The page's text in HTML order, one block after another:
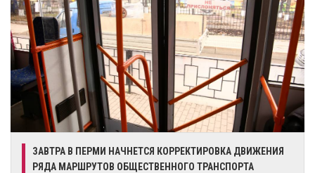
​ЗАВТРА В ПЕРМИ НАЧНЕТСЯ КОРРЕКТИРОВКА ДВИЖЕНИЯ
РЯДА МАРШРУТОВ ОБЩЕСТВЕННОГО ТРАНСПОРТА